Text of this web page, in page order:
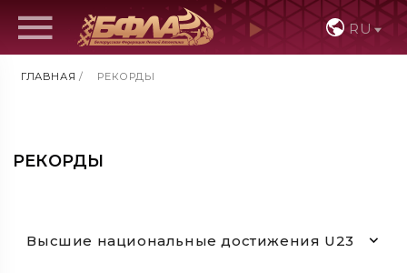
RU
ГЛАВНАЯ / РЕКОРДЫ
РЕКОРДЫ
Высшие национальные достижения U23